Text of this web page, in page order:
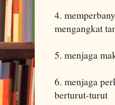
4.
mengangkat
5. menjaga
6. menjaga
berturut-turut